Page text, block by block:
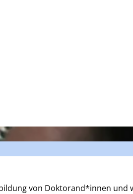
von Doktorand*innen und